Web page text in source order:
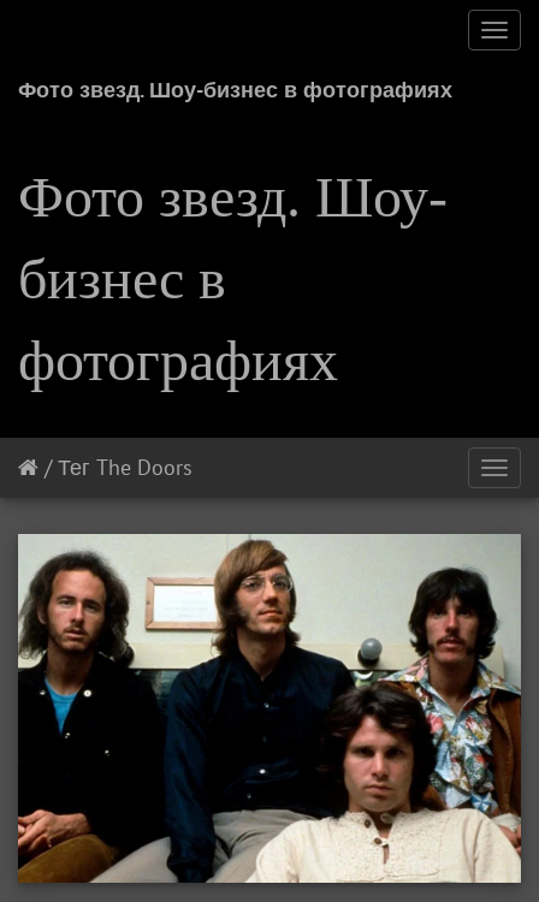
Фото звезд. Шоу-бизнес в фотографиях
Фото звезд. Шоу-
бизнес в
фотографиях
/Тег The Doors